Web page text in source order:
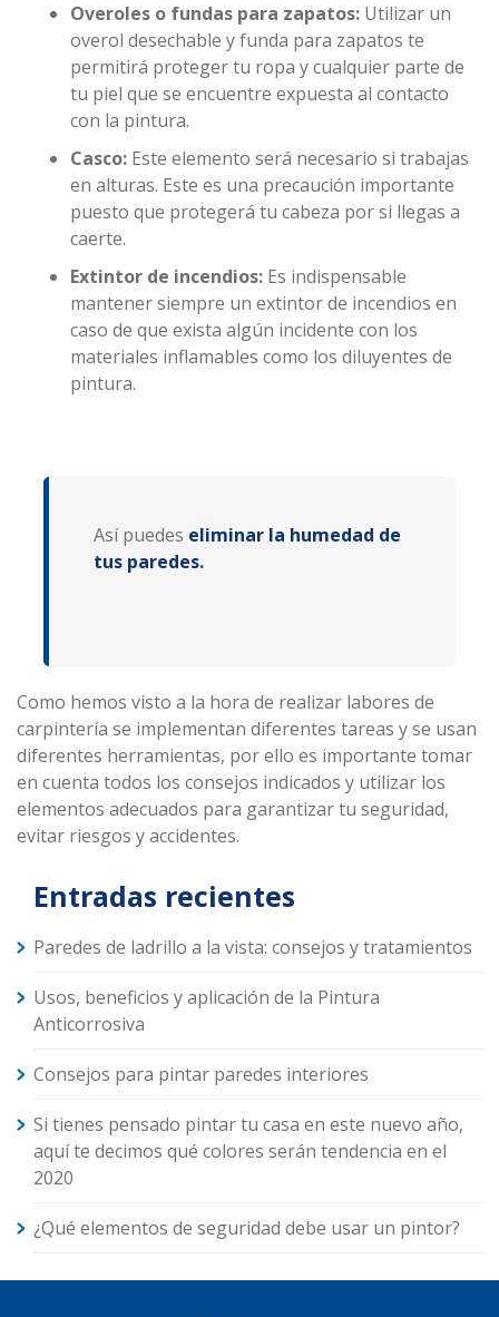
Overoles o fundas para zapatos: Utilizar un
overol desechable y funda para zapatos te
permitirá proteger tu ropa y cualquier parte de
tu piel que se encuentre expuesta al contacto
con la pintura.
Casco: Este elemento será necesario si trabajas
en alturas. Este es una precaución importante
puesto que protegerá tu cabeza por si llegas a
caerte.
Extintor de incendios: Es indispensable
mantener siempre un extintor de incendios en
caso de que exista algún incidente con los
materiales inflamables como los diluyentes de
pintura.
Así puedes eliminar la humedad de
tus paredes.
Como hemos visto a la hora de realizar labores de
carpintería se implementan diferentes tareas y se usan
diferentes herramientas, por ello es importante tomar
en cuenta todos los consejos indicados y utilizar los
elementos adecuados para garantizar tu seguridad,
evitar riesgos y accidentes.
Entradas recientes
Paredes de ladrillo a la vista: consejos y tratamientos
Usos, beneficios y aplicación de la Pintura
Anticorrosiva
Consejos para pintar paredes interiores
Si tienes pensado pintar tu casa en este nuevo año,
aquí te decimos qué colores serán tendencia en el
2020
¿Qué elementos de seguridad debe usar un pintor?